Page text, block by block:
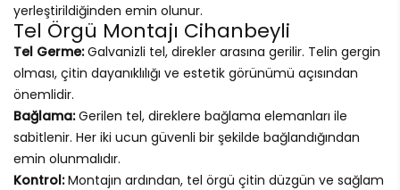
yerleştirildiğinden emin olunur.
Tel Örgü Montajı Cihanbeyli
Tel Germe:Galvanizli tel, direkler arasına gerilir. Telin gergin
olması, çitin dayanıklılığı ve estetik görünümü açısından
önemlidir.
Bağlama:Gerilen tel, direklere bağlama elemanları ile
sabitlenir. Her iki ucun güvenli bir şekilde bağlandığından
emin olunmalıdır.
Kontrol:Montajın ardından, tel örgü çitin düzgün ve sağlam